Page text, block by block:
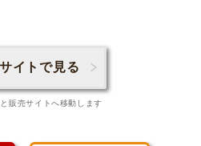
イトで見る
販売サイトへ移動します